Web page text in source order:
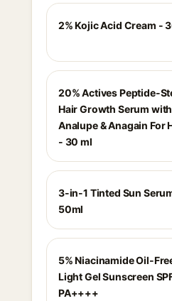
2% Kojic Acid Cream -
20% Actives Peptide-
Hair Growth Serum
Analupe & Anagain For
- 30 ml
3-in-1 Tinted Sun Serum
50ml
5% Niacinamide Oil-
Light Gel Sunscreen
PA++++